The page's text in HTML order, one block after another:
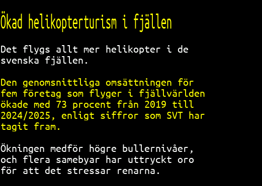
Ökad helikopterturism i fjällen
Det flygs allt mer helikopter i de
svenska fjällen.
Den genomsnittliga omsättningen för
fem företag som flyger i fjällvärlden
ökade med 73 procent från 2019 till
2024/2025, enligt siffror som SVT har
tagit fram.
Ökningen medför högre bullernivåer,
och flera samebyar har uttryckt oro
för att det stressar renarna.